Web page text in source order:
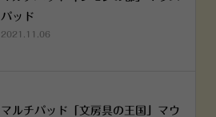
パッド
2021.11.06
マルチパッド「文房具の王国」マウ